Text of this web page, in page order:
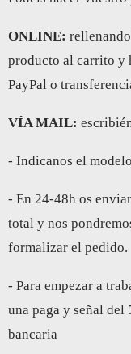
ONLINE:
producto al carrito y
PayPal o
VÍA MAIL:
- Indicanos el
- En 24-48h os
total y nos
formalizar el pedido.
- Para empezar a
una paga y señal
bancaria